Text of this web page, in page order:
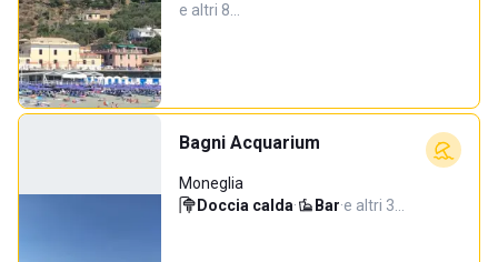
e altri 8…
Bagni Acquarium
Moneglia
Doccia calda· Bar·e altri 3…